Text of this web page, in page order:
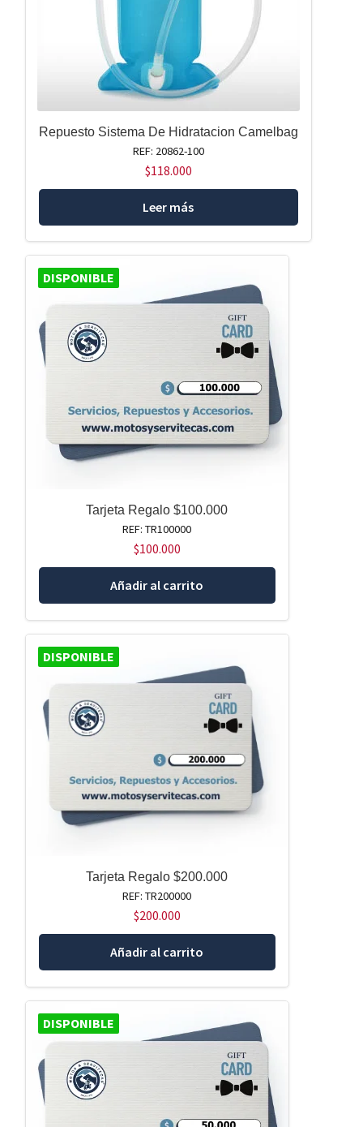
Repuesto Sistema De Hidratacion Camelbag
REF: 20862-100
$118.000
Leer más
DISPONIBLE
Tarjeta Regalo $100.000
REF: TR100000
$100.000
Añadir al carrito
DISPONIBLE
Tarjeta Regalo $200.000
REF: TR200000
$200.000
Añadir al carrito
DISPONIBLE